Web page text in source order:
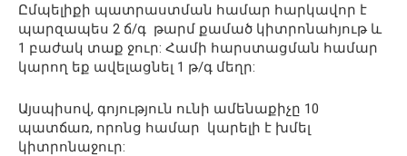
Ըմպելիքի պատրաստման համար հարկավոր է
պարզապես 2 ճ/գ թարմ քամած կիտրոնահյութ և
1 բաժակ տաք ջուր: Համի հարստացման համար
կարող եք ավելացնել 1 թ/գ մեղր:
Այսպիսով, գոյություն ունի ամենաքիչը 10
պատճառ, որոնց համար կարելի է խմել
կիտրոնաջուր: